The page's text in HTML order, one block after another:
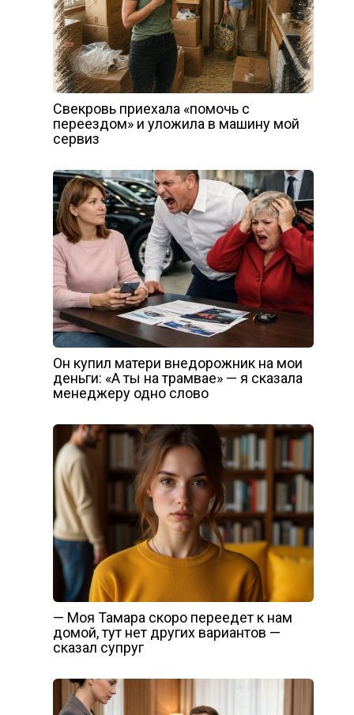
Свекровь приехала «помочь с
переездом» и уложила в машину мой
сервиз
Он купил матери внедорожник на мои
деньги: «А ты на трамвае» — я сказала
менеджеру одно слово
— Моя Тамара скоро переедет к нам
домой, тут нет других вариантов —
сказал супруг